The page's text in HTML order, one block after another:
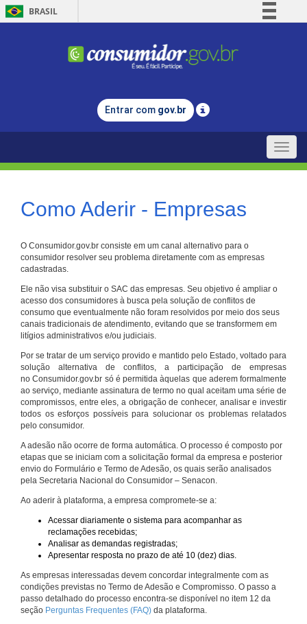
BRASIL
Comunica BR
Legislação
Entrar com gov.br
Toggle
Como Aderir - Empresas
O Consumidor.gov.br consiste em um canal alternativo para o
consumidor resolver seu problema diretamente com as empresas
cadastradas.
Ele não visa substituir o SAC das empresas. Seu objetivo é ampliar o
acesso dos consumidores à busca pela solução de conflitos de
consumo que eventualmente não foram resolvidos por meio dos seus
canais tradicionais de atendimento, evitando que se transformem em
litígios administrativos e/ou judiciais.
Por se tratar de um serviço provido e mantido pelo Estado, voltado para
solução alternativa de conflitos, a participação de empresas
no Consumidor.gov.br só é permitida àquelas que aderem formalmente
ao serviço, mediante assinatura de termo no qual aceitam uma série de
compromissos, entre eles, a obrigação de conhecer, analisar e investir
todos os esforços possíveis para solucionar os problemas relatados
pelo consumidor.
A adesão não ocorre de forma automática. O processo é composto por
etapas que se iniciam com a solicitação formal da empresa e posterior
envio do Formulário e Termo de Adesão, os quais serão analisados
pela Secretaria Nacional do Consumidor – Senacon.
Ao aderir à plataforma, a empresa compromete-se a:
Acessar diariamente o sistema para acompanhar as
reclamações recebidas;
Analisar as demandas registradas;
Apresentar resposta no prazo de até 10 (dez) dias.
As empresas interessadas devem concordar integralmente com as
condições previstas no Termo de Adesão e Compromisso. O passo a
passo detalhado do processo encontra-se disponível no item 12 da
seção Perguntas Frequentes (FAQ) da plataforma.